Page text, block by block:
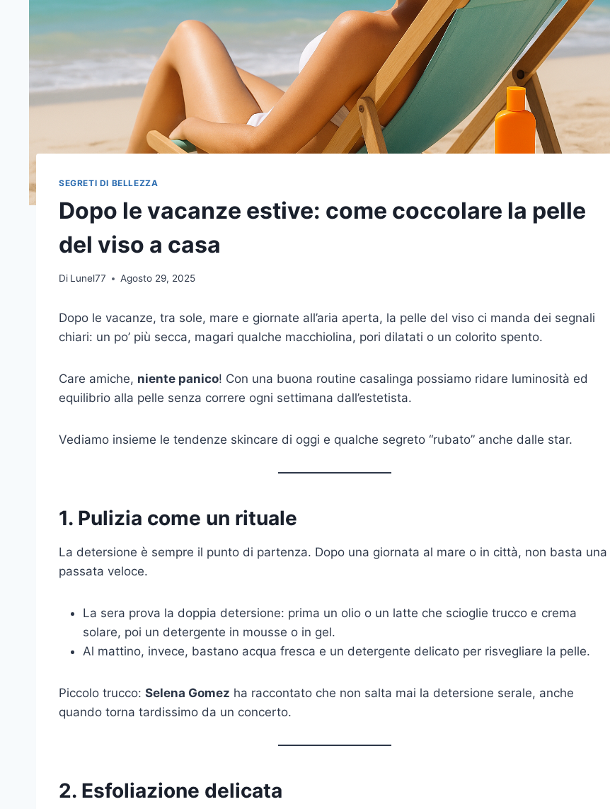
SEGRETI DI BELLEZZA
Dopo le vacanze estive: come coccolare la pelle
del viso a casa
Di Lunel77 Agosto 29, 2025
Dopo le vacanze, tra sole, mare e giornate all’aria aperta, la pelle del viso ci manda dei segnali
chiari: un po’ più secca, magari qualche macchiolina, pori dilatati o un colorito spento.
Care amiche, niente panico! Con una buona routine casalinga possiamo ridare luminosità ed
equilibrio alla pelle senza correre ogni settimana dall’estetista.
Vediamo insieme le tendenze skincare di oggi e qualche segreto “rubato” anche dalle star.
1. Pulizia come un rituale
La detersione è sempre il punto di partenza. Dopo una giornata al mare o in città, non basta una
passata veloce.
La sera prova la doppia detersione: prima un olio o un latte che scioglie trucco e crema
solare, poi un detergente in mousse o in gel.
Al mattino, invece, bastano acqua fresca e un detergente delicato per risvegliare la pelle.
Piccolo trucco: Selena Gomez ha raccontato che non salta mai la detersione serale, anche
quando torna tardissimo da un concerto.
2. Esfoliazione delicata